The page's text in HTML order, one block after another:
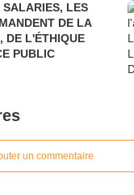
LES
DE LA
DE L'ÉTHIQUE
PUBLIC
un commentaire